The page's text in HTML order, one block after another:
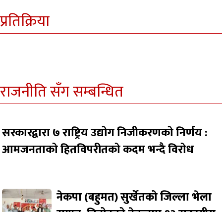
प्रतिक्रिया
राजनीति सँग सम्बन्धित
सरकारद्वारा ७ राष्ट्रिय उद्योग निजीकरणको निर्णय :
आमजनताको हितविपरीतको कदम भन्दै विरोध
नेकपा (बहुमत) सुर्खेतको जिल्ला भेला